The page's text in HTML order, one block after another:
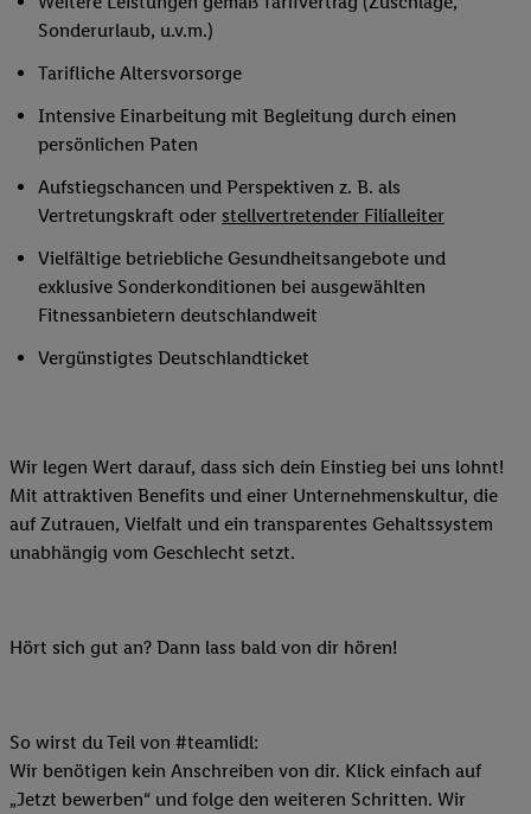
Sonderurlaub, u.v.m.)
Tarifliche Altersvorsorge
Intensive Einarbeitung mit Begleitung durch einen
persönlichen Paten
Aufstiegschancen und Perspektiven z. B. als
Vertretungskraft oder stellvertretender Filialleiter
Vielfältige betriebliche Gesundheitsangebote und
exklusive Sonderkonditionen bei ausgewählten
Fitnessanbietern deutschlandweit
Vergünstigtes Deutschlandticket
Wir legen Wert darauf, dass sich dein Einstieg bei uns lohnt!
Mit attraktiven Benefits und einer Unternehmenskultur, die
auf Zutrauen, Vielfalt und ein transparentes Gehaltssystem
unabhängig vom Geschlecht setzt.
Hört sich gut an? Dann lass bald von dir hören!
So wirst du Teil von #teamlidl:
Wir benötigen kein Anschreiben von dir. Klick einfach auf
„Jetzt bewerben“ und folge den weiteren Schritten. Wir